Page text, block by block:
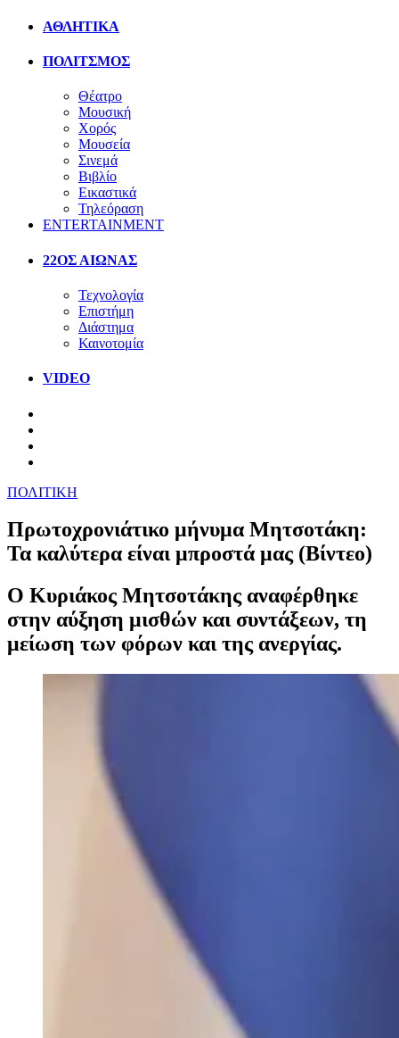
ΑΘΛΗΤΙΚΑ
ΠΟΛΙΤΣΜΟΣ
Θέατρο
Μουσική
Χορός
Μουσεία
Σινεμά
Βιβλίο
Εικαστικά
Τηλεόραση
ENTERTAINMENT
22ΟΣ ΑΙΩΝΑΣ
Τεχνολογία
Επιστήμη
Διάστημα
Καινοτομία
VIDEO
ΠΟΛΙΤΙΚΗ
Πρωτοχρονιάτικο μήνυμα Μητσοτάκη:
Τα καλύτερα είναι μπροστά μας (Βίντεο)
Ο Κυριάκος Μητσοτάκης αναφέρθηκε
στην αύξηση μισθών και συντάξεων, τη
μείωση των φόρων και της ανεργίας.